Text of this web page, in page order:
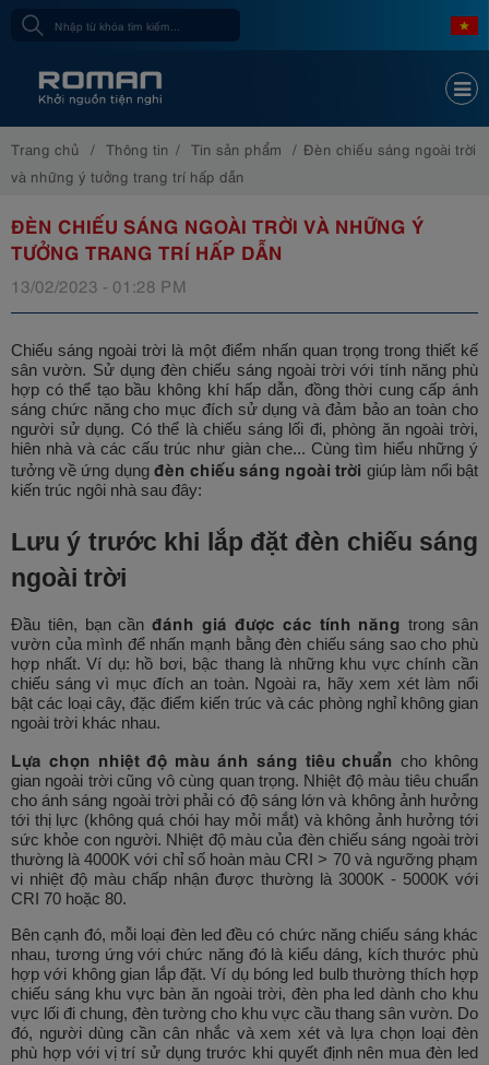
Trang chủ Thông tin Tin sản phẩm
Đèn chiếu sáng ngoài trời
và những ý tưởng trang trí hấp dẫn
ĐÈN CHIẾU SÁNG NGOÀI TRỜI VÀ NHỮNG Ý
TƯỞNG TRANG TRÍ HẤP DẪN
13/02/2023 - 01:28 PM
Chiếu sáng ngoài trời là một điểm nhấn quan trọng trong thiết kế
sân vườn. Sử dụng đèn chiếu sáng ngoài trời với tính năng phù
hợp có thể tạo bầu không khí hấp dẫn, đồng thời cung cấp ánh
sáng chức năng cho mục đích sử dụng và đảm bảo an toàn cho
người sử dụng. Có thể là chiếu sáng lối đi, phòng ăn ngoài trời,
hiên nhà và các cấu trúc như giàn che... Cùng tìm hiểu những ý
tưởng về ứng dụng đèn chiếu sáng ngoài trời giúp làm nổi bật
kiến trúc ngôi nhà sau đây:
Lưu ý trước khi lắp đặt đèn chiếu sáng
ngoài trời
Đầu tiên, bạn cầnđánh giá được các tính năng trong sân
vườn của mình để nhấn mạnh bằng đèn chiếu sáng sao cho phù
hợp nhất. Ví dụ: hồ bơi, bậc thang là những khu vực chính cần
chiếu sáng vì mục đích an toàn. Ngoài ra, hãy xem xét làm nổi
bật các loại cây, đặc điểm kiến ​​trúc và các phòng nghỉ không gian
ngoài trời khác nhau.
Lựa chọn nhiệt độ màu ánh sáng tiêu chuẩn cho không
gian ngoài trời cũng vô cùng quan trọng. Nhiệt độ màu tiêu chuẩn
cho ánh sáng ngoài trời phải có độ sáng lớn và không ảnh hưởng
tới thị lực (không quá chói hay mỏi mắt) và không ảnh hưởng tới
sức khỏe con người. Nhiệt độ màu của đèn chiếu sáng ngoài trời
thường là 4000K với chỉ số hoàn màu CRI > 70 và ngưỡng phạm
vi nhiệt độ màu chấp nhận được thường là 3000K - 5000K với
CRI 70 hoặc 80.
Bên cạnh đó, mỗi loại đèn led đều có chức năng chiếu sáng khác
nhau, tương ứng với chức năng đó là kiểu dáng, kích thước phù
hợp với không gian lắp đặt. Ví dụ bóng led bulb thường thích hợp
chiếu sáng khu vực bàn ăn ngoài trời, đèn pha led dành cho khu
vực lối đi chung, đèn tường cho khu vực cầu thang sân vườn. Do
đó, người dùng cần cân nhắc và xem xét và lựa chọn loại đèn
phù hợp với vị trí sử dụng trước khi quyết định nên mua đèn led